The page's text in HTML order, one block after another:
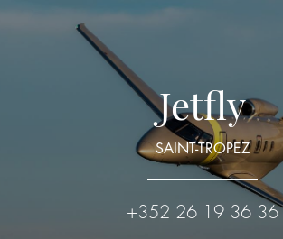
Jetfly
SAINT-TROPEZ
+352 26 19 36 36